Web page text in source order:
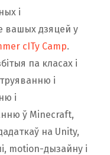
і
вашых дзяцей у
cITy Camp.
па класах і
і
і
ў Minecraft,
на Unity,
motion-дызайну і